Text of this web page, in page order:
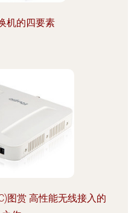
机的四要素
图赏 高性能无线接入的